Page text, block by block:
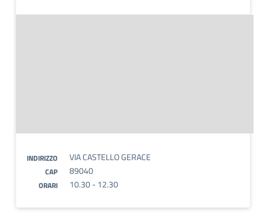
INDIRIZZO VIA CASTELLO GERACE
CAP 89040
ORARI 10.30 - 12.30